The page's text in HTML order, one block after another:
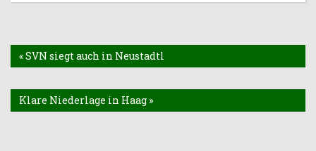
« SVN siegt auch in Neustadtl
Klare Niederlage in Haag »